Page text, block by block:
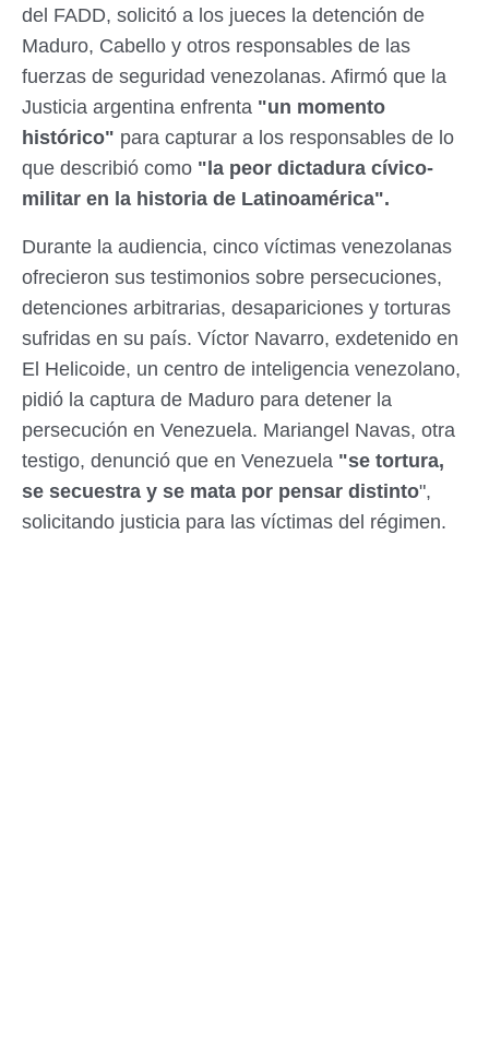
del FADD, solicitó a los jueces la detención de
Maduro, Cabello y otros responsables de las
fuerzas de seguridad venezolanas. Afirmó que la
Justicia argentina enfrenta "un momento
histórico" para capturar a los responsables de lo
que describió como "la peor dictadura cívico-
militar en la historia de Latinoamérica".
Durante la audiencia, cinco víctimas venezolanas
ofrecieron sus testimonios sobre persecuciones,
detenciones arbitrarias, desapariciones y torturas
sufridas en su país. Víctor Navarro, exdetenido en
El Helicoide, un centro de inteligencia venezolano,
pidió la captura de Maduro para detener la
persecución en Venezuela. Mariangel Navas, otra
testigo, denunció que en Venezuela "se tortura,
se secuestra y se mata por pensar distinto",
solicitando justicia para las víctimas del régimen.